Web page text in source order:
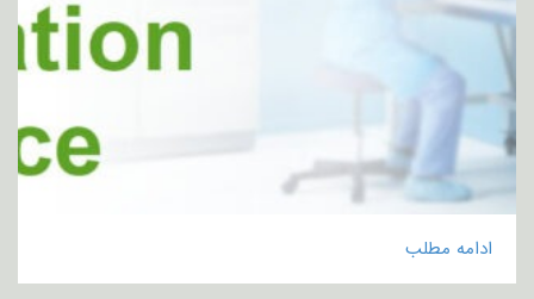
ادامه مطلب